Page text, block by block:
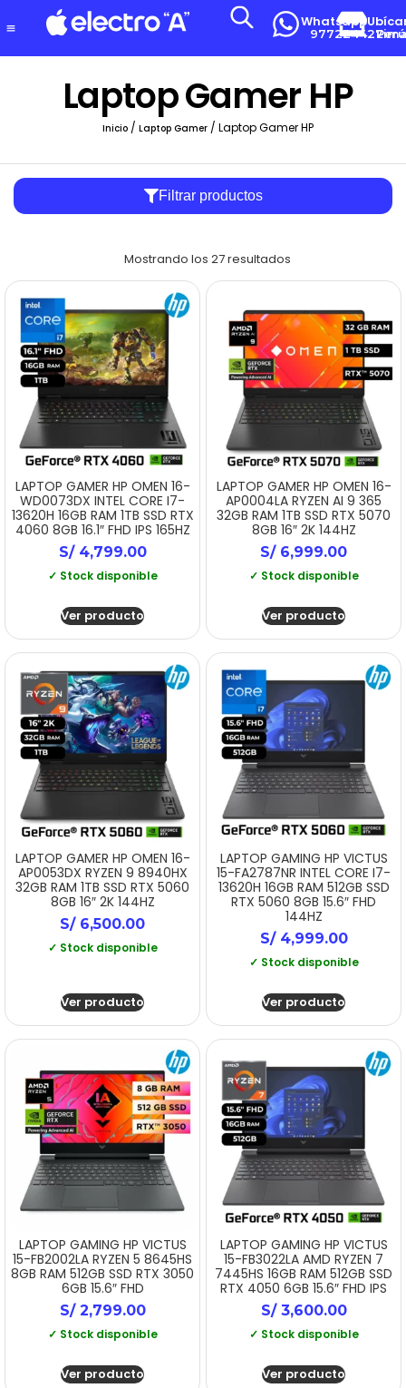
Whatsapp
977224427Lima-Perú
Laptop Gamer HP
Inicio/ Laptop Gamer/ Laptop Gamer HP
Filtrar productos
Mostrando los 27 resultados
LAPTOP GAMER HP OMEN 16-
WD0073DX INTEL CORE I7-
13620H 16GB RAM 1TB SSD RTX
4060 8GB 16.1″ FHD IPS 165HZ
S/4,799.00
✓ Stock disponible
Ver producto
LAPTOP GAMER HP OMEN 16-
AP0004LA RYZEN AI 9 365
32GB RAM 1TB SSD RTX 5070
8GB 16″ 2K 144HZ
S/6,999.00
✓ Stock disponible
Ver producto
LAPTOP GAMER HP OMEN 16-
AP0053DX RYZEN 9 8940HX
32GB RAM 1TB SSD RTX 5060
8GB 16″ 2K 144HZ
S/6,500.00
✓ Stock disponible
Ver producto
LAPTOP GAMING HP VICTUS
15-FA2787NR INTEL CORE I7-
13620H 16GB RAM 512GB SSD
RTX 5060 8GB 15.6″ FHD
144HZ
S/4,999.00
✓ Stock disponible
Ver producto
LAPTOP GAMING HP VICTUS
15-FB2002LA RYZEN 5 8645HS
8GB RAM 512GB SSD RTX 3050
6GB 15.6″ FHD
S/2,799.00
✓ Stock disponible
Ver producto
LAPTOP GAMING HP VICTUS
15-FB3022LA AMD RYZEN 7
7445HS 16GB RAM 512GB SSD
RTX 4050 6GB 15.6″ FHD IPS
S/3,600.00
✓ Stock disponible
Ver producto